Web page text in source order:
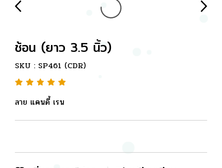
ช้อน (ยาว 3.5 นิ้ว)
SKU : SP461 (CDR)
ลาย แคนดี้ เรน